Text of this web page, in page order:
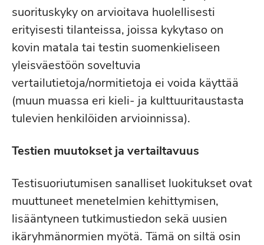
suorituskyky on arvioitava huolellisesti
erityisesti tilanteissa, joissa kykytaso on
kovin matala tai testin suomenkieliseen
yleisväestöön soveltuvia
vertailutietoja/normitietoja ei voida käyttää
(muun muassa eri kieli- ja kulttuuritaustasta
tulevien henkilöiden arvioinnissa).
Testien muutokset ja vertailtavuus
Testisuoriutumisen sanalliset luokitukset ovat
muuttuneet menetelmien kehittymisen,
lisääntyneen tutkimustiedon sekä uusien
ikäryhmänormien myötä. Tämä on siltä osin